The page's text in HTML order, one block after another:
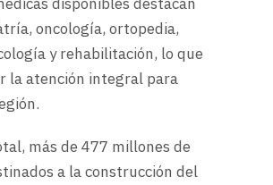
oncología, ortopedia,
y rehabilitación, lo que
la atención integral para
más de 477 millones de
a la construcción del